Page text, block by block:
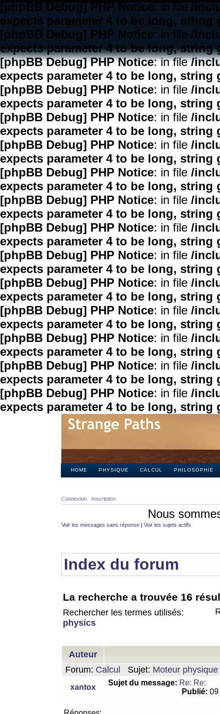
[phpBB Debug] PHP Notice: in file/
expects parameter 4 to be long, string
[phpBB Debug] PHP Notice: in file /
expects parameter 4 to be long, string
[phpBB Debug] PHP Notice: in file/
expects parameter 4 to be long, string
[phpBB Debug] PHP Notice: in file /
expects parameter 4 to be long, string
[phpBB Debug] PHP Notice: in file /
expects parameter 4 to be long, string
[phpBB Debug] PHP Notice: in file /
expects parameter 4 to be long, string
[phpBB Debug] PHP Notice: in file /
expects parameter 4 to be long, string
[phpBB Debug] PHP Notice: in file /
expects parameter 4 to be long, string
[phpBB Debug] PHP Notice: in file /
expects parameter 4 to be long, string
[phpBB Debug] PHP Notice: in file /
expects parameter 4 to be long, string
[phpBB Debug] PHP Notice: in file /
expects parameter 4 to be long, string
[phpBB Debug] PHP Notice: in file /
expects parameter 4 to be long, string
[phpBB Debug] PHP Notice: in file /
expects parameter 4 to be long, string
[phpBB Debug] PHP Notice: in file /
expects parameter 4 to be long, string
[phpBB Debug] PHP Notice: in file /
expects parameter 4 to be long, string
HOME PHYSIQUE CALCUL PHILOSOPHIE
Connexion Inscription
Nous
Voir les messages sans réponse | Voir les sujets actifs
Index du forum
La recherche a trouvée 16
Rechercher les termes utilisés:
physics
Auteur
Forum: Calcul Sujet: Moteur
xantox
Sujet du message: Re: Re:
Publié: